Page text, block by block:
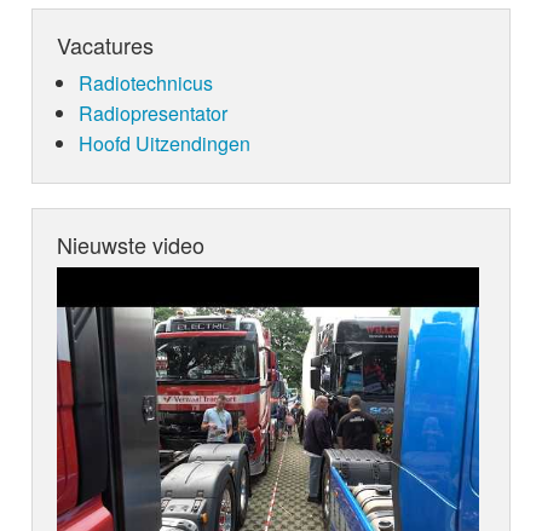
Vacatures
Radiotechnicus
Radiopresentator
Hoofd Uitzendingen
Nieuwste video